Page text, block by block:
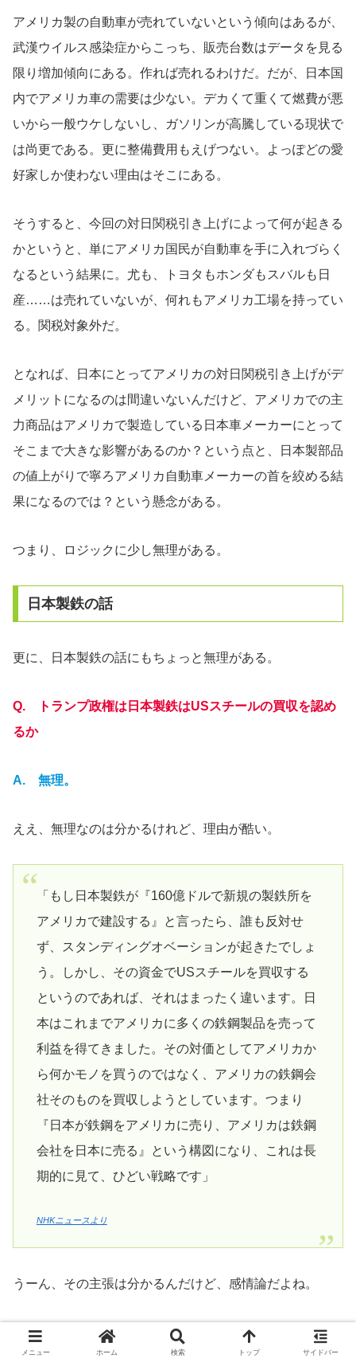
アメリカ製の自動車が売れていないという傾向はあるが、
武漢ウイルス感染症からこっち、販売台数はデータを見る
限り増加傾向にある。作れば売れるわけだ。だが、日本国
内でアメリカ車の需要は少ない。デカくて重くて燃費が悪
いから一般ウケしないし、ガソリンが高騰している現状で
は尚更である。更に整備費用もえげつない。よっぽどの愛
好家しか使わない理由はそこにある。
そうすると、今回の対日関税引き上げによって何が起きる
かというと、単にアメリカ国民が自動車を手に入れづらく
なるという結果に。尤も、トヨタもホンダもスバルも日
産……は売れていないが、何れもアメリカ工場を持ってい
る。関税対象外だ。
となれば、日本にとってアメリカの対日関税引き上げがデ
メリットになるのは間違いないんだけど、アメリカでの主
力商品はアメリカで製造している日本車メーカーにとって
そこまで大きな影響があるのか？という点と、日本製部品
の値上がりで寧ろアメリカ自動車メーカーの首を絞める結
果になるのでは？という懸念がある。
つまり、ロジックに少し無理がある。
日本製鉄の話
更に、日本製鉄の話にもちょっと無理がある。
Q.
トランプ政権は日本製鉄はUSスチールの買収を認め
るか
A. 無理。
ええ、無理なのは分かるけれど、理由が酷い。
「もし日本製鉄が『160億ドルで新規の製鉄所を
アメリカで建設する』と言ったら、誰も反対せ
ず、スタンディングオベーションが起きたでしょ
う。しかし、その資金でUSスチールを買収する
というのであれば、それはまったく違います。日
本はこれまでアメリカに多くの鉄鋼製品を売って
利益を得てきました。その対価としてアメリカか
ら何かモノを買うのではなく、アメリカの鉄鋼会
社そのものを買収しようとしています。つまり
『日本が鉄鋼をアメリカに売り、アメリカは鉄鋼
会社を日本に売る』という構図になり、これは長
期的に見て、ひどい戦略です」
NHKニュースより
うーん、その主張は分かるんだけど、感情論だよね。
別に、日本製鉄アメリカ支社を作っても良いんだけど、そ
うなるとUSスチールは潰れるけど良いの？
「長期的に見
メニュー ホーム 検索 トップ サイドバー